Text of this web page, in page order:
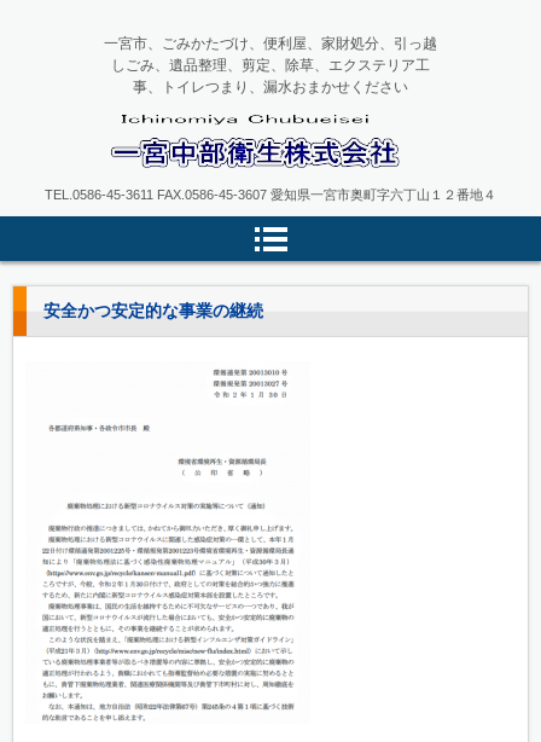
一宮中部衛生
一宮市、ごみかたづけ、便利屋、家財処分、引っ越
しごみ、遺品整理、剪定、除草、エクステリア工
事、トイレつまり、漏水おまかせください
TEL.0586-45-3611 FAX.0586-45-3607 愛知県一宮市奥町字六丁山１２番地４
安全かつ安定的な事業の継続